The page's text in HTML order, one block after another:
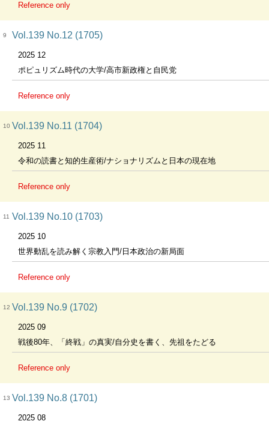
Reference only
9 Vol.139 No.12 (1705)
2025 12
ポピュリズム時代の大学/高市新政権と自民党
Reference only
10 Vol.139 No.11 (1704)
2025 11
令和の読書と知的生産術/ナショナリズムと日本の現在地
Reference only
11 Vol.139 No.10 (1703)
2025 10
世界動乱を読み解く宗教入門/日本政治の新局面
Reference only
12 Vol.139 No.9 (1702)
2025 09
戦後80年、「終戦」の真実/自分史を書く、先祖をたどる
Reference only
13 Vol.139 No.8 (1701)
2025 08